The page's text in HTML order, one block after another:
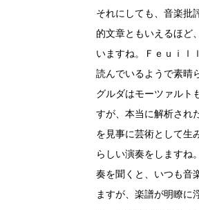
それにしても、音楽批
的文章ともいえるほど
いますね。Ｆｅｕｉｌ
読んでいるようで素晴
グルダはモーツァルト
すが、本当に解析され
を見事に芸術として生
らしい演奏をしますね
奏を聞くと、いつも音
ますが、楽譜が明瞭に